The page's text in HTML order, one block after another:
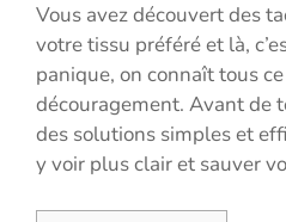
Vous avez découvert des
votre tissu préféré et là,
panique, on connaît tous
découragement. Avant de
des solutions simples et
y voir plus clair et sauver